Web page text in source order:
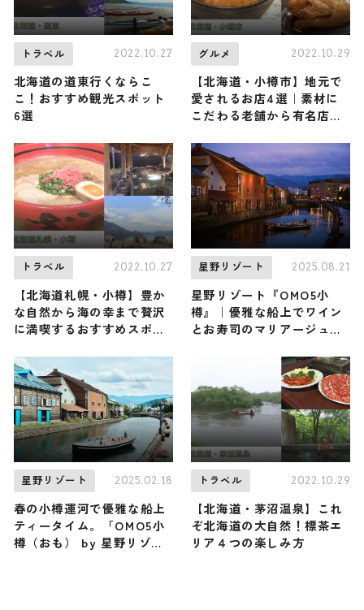
トラベル 2022.10.27
北海道の道東行くならこ
こ！おすすめ観光スポット
6選
グルメ 2022.10.29
【北海道・小樽市】地元で
愛されるお店4選｜素材に
こだわる老舗から有名店ま
トラベル 2022.10.27
【北海道札幌・小樽】豊か
な自然から海の幸まで贅沢
に満喫するおすすめスポッ
星野リゾート 2025.08.21
星野リゾート『OMO5小
樽』｜優雅な船上でワイン
とお寿司のマリアージュを
ルージング」開催
星野リゾート 2025.02.18
春の小樽運河で優雅な船上
ティータイム。「OMO5小
樽（おも） by 星野リゾー
トラベル 2022.10.29
【北海道・茅沼温泉】これ
ぞ北海道の大自然！標茶エ
リア４つの楽しみ方